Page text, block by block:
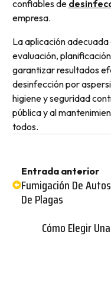
confiables de
empresa.
La aplicación
evaluación,
garantizar resultados
desinfección por
higiene y seguridad
pública y al
todos.
Entrada anterior
Fumigación De
De Plagas
Cómo Elegir